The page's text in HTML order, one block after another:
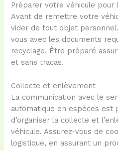
Préparer votre véhicule pour
Avant de remettre votre
vider de tout objet
vous avec les documents
recyclage. Être préparé
et sans tracas.
Collecte et enlèvement
La communication avec le
automatique en espèces est
d’organiser la collecte et
véhicule. Assurez-vous de
logistique, en assurant un